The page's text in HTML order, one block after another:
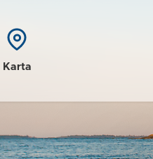
Karta